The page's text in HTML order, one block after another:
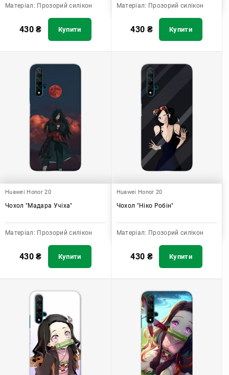
Матеріал: Прозорий силікон
430₴ Купити
Матеріал: Прозорий силікон
430 ₴ Купити
Huawei Honor 20
Чохол "Мадара Учіха"
Матеріал: Прозорий силікон
430₴ Купити
Huawei Honor 20
Чохол "Ніко Робін"
Матеріал: Прозорий силікон
430 ₴ Купити